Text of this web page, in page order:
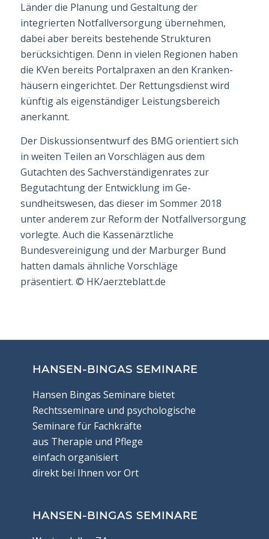
Länder die Planung und Gestaltung der
integrierten Notfallversorgung übernehmen,
dabei aber bereits bestehende Strukturen
berücksich­tigen. Denn in vielen Regionen haben
die KVen bereits Portalpraxen an den Kranken­
häusern eingerichtet. Der Rettungsdienst wird
künftig als eigenständiger Leistungsbe­reich
anerkannt.
Der Diskussionsentwurf des BMG orientiert sich
in weiten Teilen an Vorschlägen aus dem
Gutachten des Sachverständigenrates zur
Begutachtung der Entwicklung im Ge­
sundheitswesen, das dieser im Sommer 2018
unter anderem zur Reform der Notfall­versorgung
vorlegte. Auch die Kassenärztliche
Bundesvereinigung und der Marburger Bund
hatten damals ähnliche Vorschläge
präsentiert. © HK/aerzteblatt.de
HANSEN-BINGAS SEMINARE
Hansen Bingas Seminare bietet
Rechtsseminare und psychologische
Seminare für Fachkräfte
aus Therapie und Pflege
einfach organisiert
direkt bei Ihnen vor Ort
HANSEN-BINGAS SEMINARE